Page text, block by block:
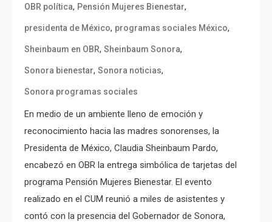
OBR política, Pensión Mujeres Bienestar,
presidenta de México, programas sociales México,
Sheinbaum en OBR, Sheinbaum Sonora,
Sonora bienestar, Sonora noticias,
Sonora programas sociales
En medio de un ambiente lleno de emoción y
reconocimiento hacia las madres sonorenses, la
Presidenta de México, Claudia Sheinbaum Pardo,
encabezó en OBR la entrega simbólica de tarjetas del
programa Pensión Mujeres Bienestar. El evento
realizado en el CUM reunió a miles de asistentes y
contó con la presencia del Gobernador de Sonora,